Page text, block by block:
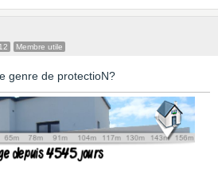
Membre utile
genre de protectioN?